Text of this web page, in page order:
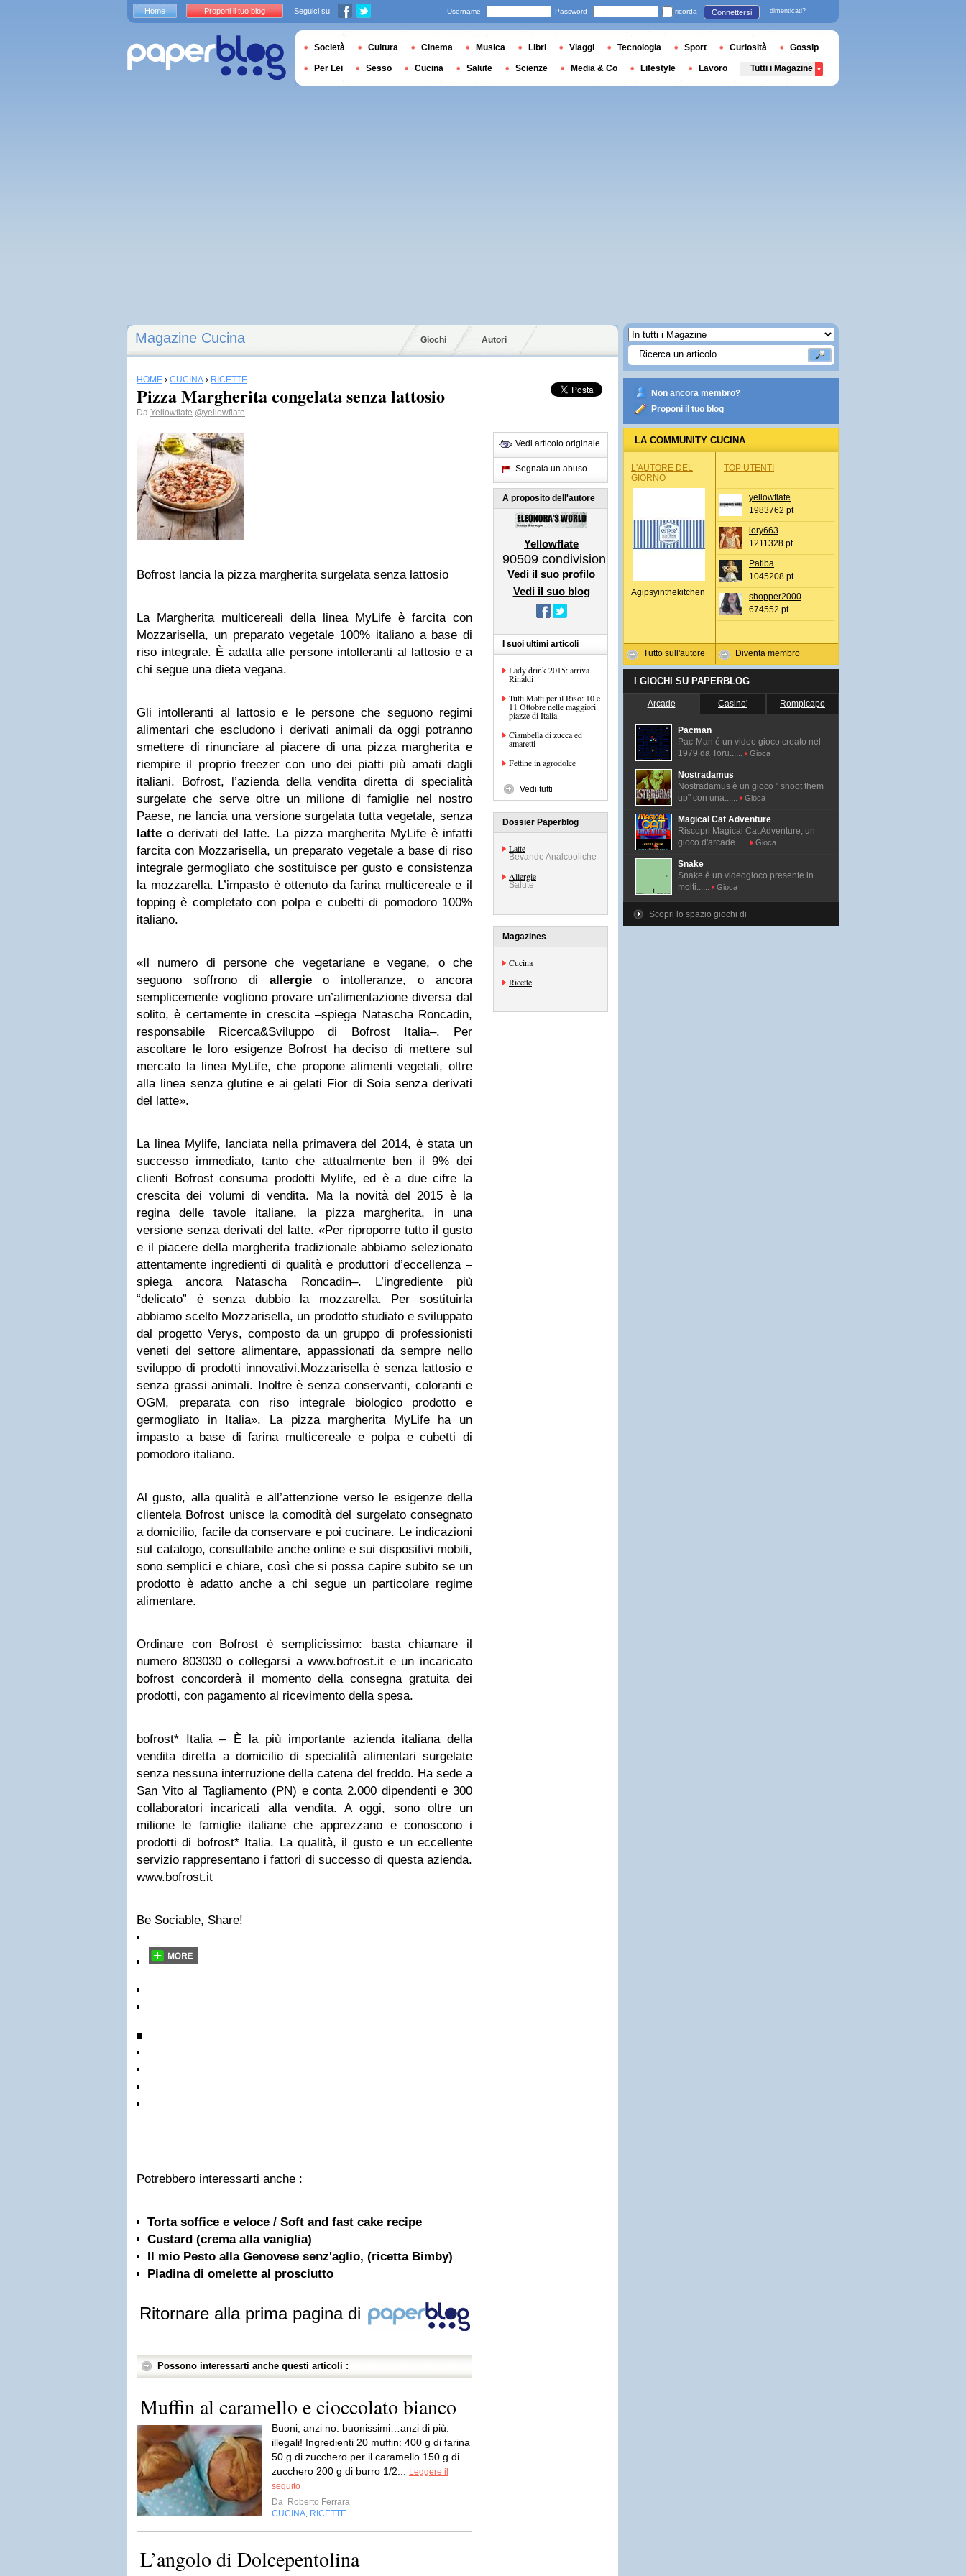
Magazine Cucina Giochi Autori
HOME › CUCINA › RICETTE
Pizza Margherita congelata senza lattosio
Da Yellowflate @yellowflate
Bofrost lancia la pizza margherita surgelata senza lattosio
La Margherita multicereali della linea MyLife è farcita con
Mozzarisella, un preparato vegetale 100% italiano a base di
riso integrale. È adatta alle persone intolleranti al lattosio e a
chi segue una dieta vegana.
Gli intolleranti al lattosio e le persone che seguono regimi
alimentari che escludono i derivati animali da oggi potranno
smettere di rinunciare al piacere di una pizza margherita e
riempire il proprio freezer con uno dei piatti più amati dagli
italiani. Bofrost, l’azienda della vendita diretta di specialità
surgelate che serve oltre un milione di famiglie nel nostro
Paese, ne lancia una versione surgelata tutta vegetale, senza
latte o derivati del latte. La pizza margherita MyLife è infatti
farcita con Mozzarisella, un preparato vegetale a base di riso
integrale germogliato che sostituisce per gusto e consistenza
la mozzarella. L’impasto è ottenuto da farina multicereale e il
topping è completato con polpa e cubetti di pomodoro 100%
italiano.
«Il numero di persone che vegetariane e vegane, o che
seguono soffrono di allergieo intolleranze, o ancora
semplicemente vogliono provare un’alimentazione diversa dal
solito, è certamente in crescita –spiega Natascha Roncadin,
responsabile Ricerca&Sviluppo di Bofrost Italia–. Per
ascoltare le loro esigenze Bofrost ha deciso di mettere sul
mercato la linea MyLife, che propone alimenti vegetali, oltre
alla linea senza glutine e ai gelati Fior di Soia senza derivati
del latte».
La linea Mylife, lanciata nella primavera del 2014, è stata un
successo immediato, tanto che attualmente ben il 9% dei
clienti Bofrost consuma prodotti Mylife, ed è a due cifre la
crescita dei volumi di vendita. Ma la novità del 2015 è la
regina delle tavole italiane, la pizza margherita, in una
versione senza derivati del latte. «Per riproporre tutto il gusto
e il piacere della margherita tradizionale abbiamo selezionato
attentamente ingredienti di qualità e produttori d’eccellenza –
spiega ancora Natascha Roncadin–. L’ingrediente più
“delicato” è senza dubbio la mozzarella. Per sostituirla
abbiamo scelto Mozzarisella, un prodotto studiato e sviluppato
dal progetto Verys, composto da un gruppo di professionisti
veneti del settore alimentare, appassionati da sempre nello
sviluppo di prodotti innovativi.Mozzarisella è senza lattosio e
senza grassi animali. Inoltre è senza conservanti, coloranti e
OGM, preparata con riso integrale biologico prodotto e
germogliato in Italia». La pizza margherita MyLife ha un
impasto a base di farina multicereale e polpa e cubetti di
pomodoro italiano.
Al gusto, alla qualità e all’attenzione verso le esigenze della
clientela Bofrost unisce la comodità del surgelato consegnato
a domicilio, facile da conservare e poi cucinare. Le indicazioni
sul catalogo, consultabile anche online e sui dispositivi mobili,
sono semplici e chiare, così che si possa capire subito se un
prodotto è adatto anche a chi segue un particolare regime
alimentare.
Ordinare con Bofrost è semplicissimo: basta chiamare il
numero 803030 o collegarsi a www.bofrost.it e un incaricato
bofrost concorderà il momento della consegna gratuita dei
prodotti, con pagamento al ricevimento della spesa.
bofrost* Italia – È la più importante azienda italiana della
vendita diretta a domicilio di specialità alimentari surgelate
senza nessuna interruzione della catena del freddo. Ha sede a
San Vito al Tagliamento (PN) e conta 2.000 dipendenti e 300
collaboratori incaricati alla vendita. A oggi, sono oltre un
milione le famiglie italiane che apprezzano e conoscono i
prodotti di bofrost* Italia. La qualità, il gusto e un eccellente
servizio rappresentano i fattori di successo di questa azienda.
www.bofrost.it
Be Sociable, Share!
Potrebbero interessarti anche :
Torta soffice e veloce / Soft and fast cake recipe
Custard (crema alla vaniglia)
Il mio Pesto alla Genovese senz'aglio, (ricetta Bimby)
Piadina di omelette al prosciutto
Ritornare alla prima pagina di
Possono interessarti anche questi articoli :
Muffin al caramello e cioccolato bianco
Buoni, anzi no: buonissimi…anzi di più:
illegali! Ingredienti 20 muffin: 400 g di farina
50 g di zucchero per il caramello 150 g di
zucchero 200 g di burro 1/2...
Leggere il
seguito
Da Roberto Ferrara
CUCINA RICETTE
L’angolo di Dolcepentolina
Vedi articolo originale
Segnala un abuso
A proposito dell'autore
Yellowflate
90509 condivisioni
Vedi il suo profilo
Vedi il suo blog
I suoi ultimi articoli
Lady drink 2015: arriva
Rinaldi
Tutti Matti per il Riso: 10 e
11 Ottobre nelle maggiori
piazze di Italia
Ciambella di zucca ed
amaretti
Fettine in agrodolce
Vedi tutti
Dossier Paperblog
Latte
Bevande Analcooliche
Allergie
Salute
Magazines
Cucina
Ricette
Non ancora membro?
Proponi il tuo blog
LA COMMUNITY CUCINA
L'AUTORE DEL
GIORNO
Agipsyinthekitchen
Tutto sull'autore
TOP UTENTI
yellowflate
1983762 pt
lory663
1211328 pt
Patiba
1045208 pt
shopper2000
674552 pt
Diventa membro
I GIOCHI SU PAPERBLOG
Arcade Casino' Rompicapo
Pacman
Pac-Man é un video gioco creato nel
1979 da Toru......
Gioca
Nostradamus
Nostradamus è un gioco " shoot them
up" con una......
Gioca
Magical Cat Adventure
Riscopri Magical Cat Adventure, un
gioco d'arcade......
Gioca
Snake
Snake è un videogioco presente in
molti......
Gioca
Scopri lo spazio giochi di
Home Proponi il tuo blog Seguici su Username Password ricorda Connettersi dimenticati?
Società Cultura Cinema Musica Libri Viaggi Tecnologia Sport Curiosità Gossip
Per Lei Sesso Cucina Salute Scienze Media & Co Lifestyle Lavoro Tutti i Magazine